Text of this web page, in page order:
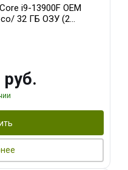
i9-13900F OEM
co/ 32 ГБ ОЗУ (2
OC 16GB GDDR7
руб.